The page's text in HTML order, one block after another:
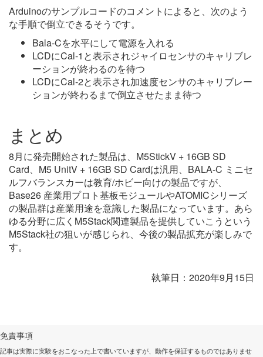
Arduinoのサンプルコードのコメントによると、次のよう
な手順で倒立できるそうです。
Bala-Cを水平にして電源を入れる
LCDにCal-1と表示されジャイロセンサのキャリブレ
ーションが終わるのを待つ
LCDにCal-2と表示され加速度センサのキャリブレー
ションが終わるまで倒立させたまま待つ
まとめ
8月に発売開始された製品は、M5StickV + 16GB SD
Card、M5 UnitV + 16GB SD Cardは汎用、BALA-C ミニセ
ルフバランスカーは教育/ホビー向けの製品ですが、
Base26 産業用プロト基板モジュールやATOMICシリーズ
の製品群は産業用途を意識した製品になっています。あら
ゆる分野に広くM5Stack関連製品を提供していこうという
M5Stack社の狙いが感じられ、今後の製品拡充が楽しみで
す。
執筆日：2020年9月15日
免責事項
記事は実際に実験をおこなった上で書いていますが、動作を保証するものではありませ